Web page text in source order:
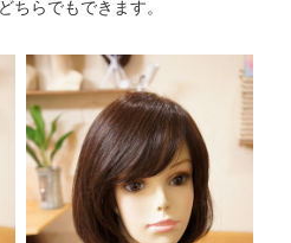
ちらでもできます。